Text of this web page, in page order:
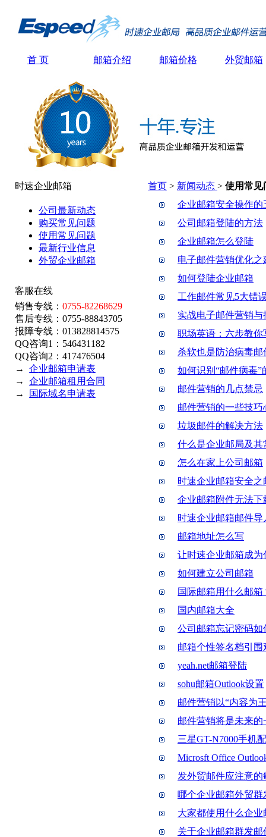
首 页 邮箱介绍 邮箱价格 外贸邮箱
时速企业邮箱
公司最新动态
购买常见问题
使用常见问题
最新行业信息
外贸企业邮箱
客服在线
销售专线： 0755-82268629
售后专线：0755-88843705
报障专线：013828814575
QQ咨询1：546431182
QQ咨询2：417476504
→ 企业邮箱申请表
→ 企业邮箱租用合同
→
国际域名申请表
首页 > 新闻动态 > 使用常见
企业邮箱安全操作的
公司邮箱登陆的方法
企业邮箱怎么登陆
电子邮件营销优化
如何登陆企业邮箱
工作邮件常见5大错
实战电子邮件营销与
职场英语：六步教你
杀软也是防治病毒邮
如何识别“邮件病毒”
邮件营销的几点禁忌
邮件营销的一些技巧
垃圾邮件的解决方法
什么是企业邮局及其
怎么在家上公司邮箱
时速企业邮箱安全之
企业邮箱附件无法下
时速企业邮箱邮件导
邮箱地址怎么写
让时速企业邮箱成为
如何建立公司邮箱
国际邮箱用什么邮箱
国内邮箱大全
公司邮箱忘记密码如
邮箱个性签名档引围
yeah.net邮箱登陆
sohu邮箱Outlook设置
邮件营销以“内容为
邮件营销将是未来
三星GT-N7000手机
Microsft Office
发外贸邮件应注意
哪个企业邮箱外贸群
大家都使用什么企
关于企业邮箱群发